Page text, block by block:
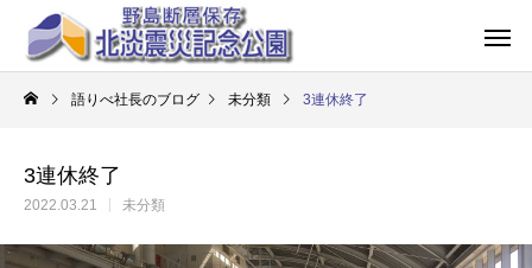
語りべ社長のブログ 未分類 3連休終了
3連休終了
2022.03.21 未分類